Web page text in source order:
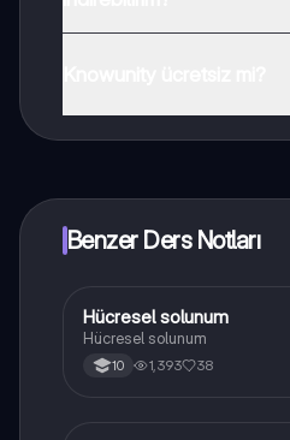
Benzer Ders Notları
Biyoloji
Hücresel solunum
Hücresel solunum
10 1,393 38